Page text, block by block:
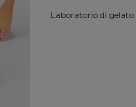
Laboratorio di gelato